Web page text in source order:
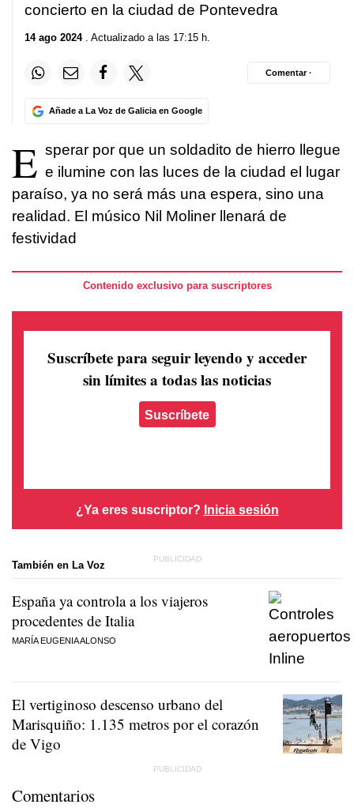
concierto en la ciudad de Pontevedra
14 ago 2024. Actualizado a las 17:15 h.
Añade a La Voz de Galicia en Google
Comentar ·
E sperar por que un soldadito de hierro llegue
e ilumine con las luces de la ciudad el lugar
paraíso, ya no será más una espera, sino una
realidad. El músico Nil Moliner llenará de
festividad
Contenido exclusivo para suscriptores
Suscríbete para seguir leyendo y acceder
sin límites a todas las noticias
Suscríbete
¿Ya eres suscriptor? Inicia sesión
También en La Voz
España ya controla a los viajeros
procedentes de Italia
MARÍA EUGENIA ALONSO
El vertiginoso descenso urbano del
Marisquiño: 1.135 metros por el corazón
de Vigo
Comentarios